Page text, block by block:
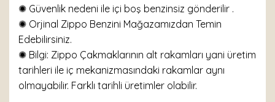
✺ Güvenlik nedeni ile içi boş benzinsiz gönderilir .
✺ Orjinal Zippo Benzini Mağazamızdan Temin
Edebilirsiniz.
✺ Bilgi: Zippo Çakmaklarının alt rakamları yani üretim
tarihleri ile iç mekanizmasındaki rakamlar aynı
olmayabilir. Farklı tarihli üretimler olabilir.